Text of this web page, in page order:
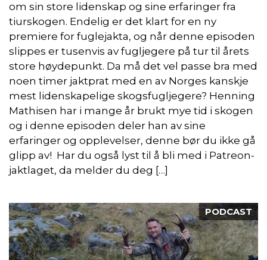
om sin store lidenskap og sine erfaringer fra
tiurskogen. Endelig er det klart for en ny
premiere for fuglejakta, og når denne episoden
slippes er tusenvis av fugljegere på tur til årets
store høydepunkt. Da må det vel passe bra med
noen timer jaktprat med en av Norges kanskje
mest lidenskapelige skogsfugljegere? Henning
Mathisen har i mange år brukt mye tid i skogen
og i denne episoden deler han av sine
erfaringer og opplevelser, denne bør du ikke gå
glipp av! Har du også lyst til å bli med i Patreon-
jaktlaget, da melder du deg […]
PODCAST